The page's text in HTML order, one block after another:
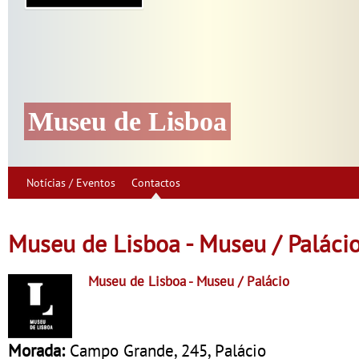
Museu de Lisboa
Notícias / Eventos Contactos
Museu de Lisboa - Museu /
Museu de Lisboa- Museu / Palácio
Morada: Campo Grande, 245, Palácio